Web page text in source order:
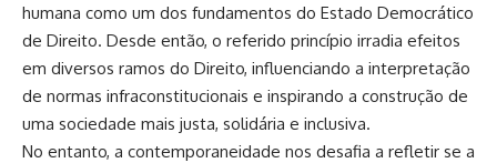
humana como um dos fundamentos do Estado Democrático
de Direito. Desde então, o referido princípio irradia efeitos
em diversos ramos do Direito, influenciando a interpretação
de normas infraconstitucionais e inspirando a construção de
uma sociedade mais justa, solidária e inclusiva.
No entanto, a contemporaneidade nos desafia a refletir se a